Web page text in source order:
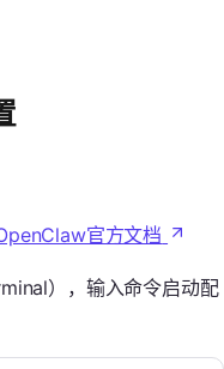
官方文档
），输入命令启动配